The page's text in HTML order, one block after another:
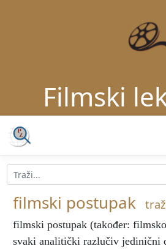
Filmski
filmski postupak
filmski postupak (također:
svaki analitički razlučiv jedinični